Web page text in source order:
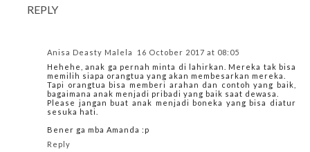
REPLY
Anisa Deasty Malela
16 October 2017 at 08:05
Hehehe, anak ga pernah minta di lahirkan. Mereka tak bisa
memilih siapa orangtua yang akan membesarkan mereka.
Tapi orangtua bisa memberi arahan dan contoh yang baik,
bagaimana anak menjadi pribadi yang baik saat dewasa.
Please jangan buat anak menjadi boneka yang bisa diatur
sesuka hati.
Bener ga mba Amanda :p
Reply